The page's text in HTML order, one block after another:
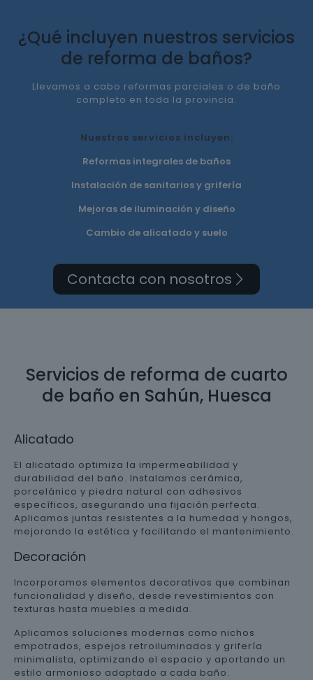
¿Qué incluyen nuestros servicios
de reforma de baños?
Llevamos a cabo reformas parciales o de baño
completo en toda la provincia.
Nuestros servicios incluyen:
Reformas integrales de baños
Instalación de sanitarios y grifería
Mejoras de iluminación y diseño
Cambio de alicatado y suelo
Contacta con nosotros
Servicios de reforma de cuarto
de baño en Sahún, Huesca
Alicatado
El alicatado optimiza la impermeabilidad y
durabilidad del baño. Instalamos cerámica,
porcelánico y piedra natural con adhesivos
específicos, asegurando una fijación perfecta.
Aplicamos juntas resistentes a la humedad y hongos,
mejorando la estética y facilitando el mantenimiento.
Decoración
Incorporamos elementos decorativos que combinan
funcionalidad y diseño, desde revestimientos con
texturas hasta muebles a medida.
Aplicamos soluciones modernas como nichos
empotrados, espejos retroiluminados y grifería
minimalista, optimizando el espacio y aportando un
estilo armonioso adaptado a cada baño.